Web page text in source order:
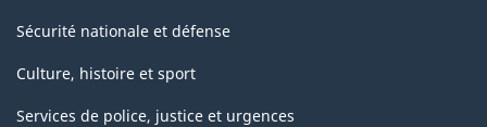
Sécurité nationale et défense
Culture, histoire et sport
Services de police, justice et urgences